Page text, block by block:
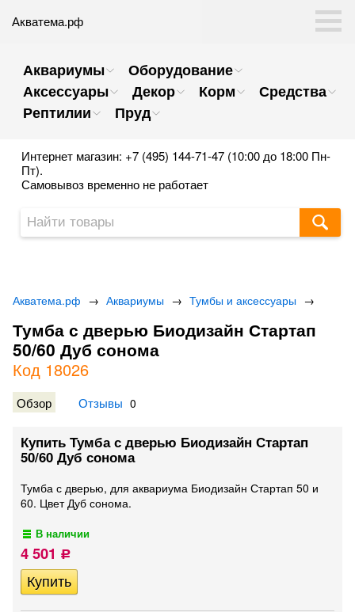
Акватема.рф
Аквариумы
Оборудование
Аксессуары
Декор Корм
Средства
Рептилии
Пруд
Интернет магазин: +7 (495) 144-71-47 (10:00 до 18:00 Пн-
Пт).
Самовывоз временно не работает
Акватема.рф → Аквариумы → Тумбы и аксессуары →
Тумба с дверью Биодизайн Стартап
50/60 Дуб сонома
Код 18026
Обзор Отзывы 0
Купить Тумба с дверью Биодизайн Стартап
50/60 Дуб сонома
Тумба с дверью, для аквариума Биодизайн Стартап 50 и
60. Цвет Дуб сонома.
В наличии
4 501 Р